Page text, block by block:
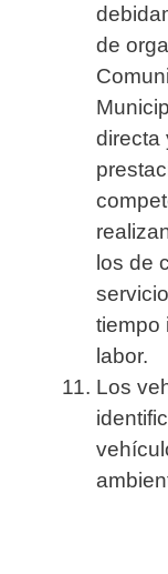
de
directa
los de
tiempo
labor.
Los